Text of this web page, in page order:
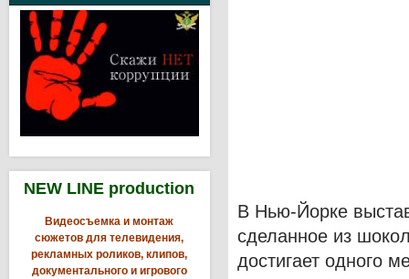
NEW LINE production
Видеосъемка и монтаж
сюжетов для телевидения,
рекламных роликов, клипов,
документального и игрового
В Нью-Йорке
сделанное из
достигает одного